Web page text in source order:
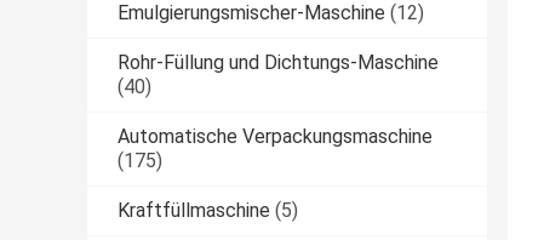
Emulgierungsmischer-Maschine (12)
Rohr-Füllung und Dichtungs-Maschine
(40)
Automatische Verpackungsmaschine
(175)
Kraftfüllmaschine (5)